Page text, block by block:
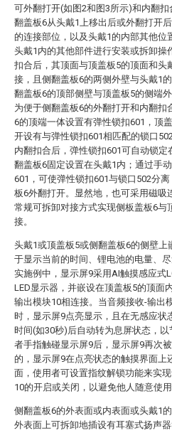
可外翻打开(如图2和图3所示)和内翻扣
翻盖板6从头戴1上移出后或外翻打开
的连接部位，以及头戴1的内部其他位
头戴1内的其他部件进行安装或拆卸操
扣合后，其顶面与顶盖板5的顶面和头
接，且侧翻盖板6的两侧外壁与头戴1
翻盖板6的顶部侧壁与顶盖板5的侧端
为便于侧翻盖板6的外翻打开和内翻扣
6的顶端一体设置有弹性锁扣601，顶
开设有与弹性锁扣601相匹配的锁口
内翻扣合后，弹性锁扣601可自动锁定
翻盖板6固定设置在头戴1内；通过手
601，可使弹性锁扣601与锁口502分
板6外翻打开。显然地，也可采用磁吸
常规可拆卸对接方式实现侧板盖板6与
接。
头戴1或顶盖板5或侧翻盖板6的侧壁上
于显示当前的时间、锂电池的电量、
实施例中，显示屏9采用AI触摸感应式
LED显示器，并嵌设在顶盖板5的顶面
输出模块10相连接。当音频接收-输出
时，显示屏9点亮显示，且在无感应状
时间(如30秒)后自动转为息屏状态，以
者手指触碰显示屏9后，显示屏9再次
的，显示屏9在点亮状态的触摸界面上
面，使用者可设置指纹解锁功能来实
10的开启或关闭，以避免他人随意使用
侧翻盖板6的外表面或内表面或头戴1
外表面上可拆卸地插设有耳塞式扬声